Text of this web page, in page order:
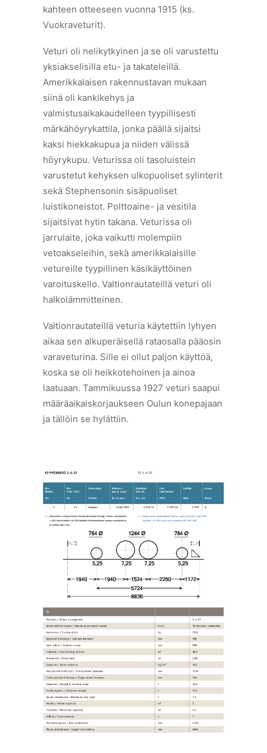
kahteen otteeseen vuonna 1915 (ks.
Vuokraveturit).
Veturi oli nelikytkyinen ja se oli varustettu
yksiakselisilla etu- ja takateleillä.
Amerikkalaisen rakennustavan mukaan
siinä oli kankikehys ja
valmistusaikakaudelleen tyypillisesti
märkähöyrykattila, jonka päällä sijaitsi
kaksi hiekkakupua ja niiden välissä
höyrykupu. Veturissa oli tasoluistein
varustetut kehyksen ulkopuoliset sylinterit
sekä Stephensonin sisäpuoliset
luistikoneistot. Polttoaine- ja vesitila
sijaitsivat hytin takana. Veturissa oli
jarrulaite, joka vaikutti molempiin
vetoakseleihin, sekä amerikkalaisille
vetureille tyypillinen käsikäyttöinen
varoituskello. Valtionrautateillä veturi oli
halkolämmitteinen.
Valtionrautateillä veturia käytettiin lyhyen
aikaa sen alkuperäisellä rataosalla pääosin
varaveturina. Sille ei ollut paljon käyttöä,
koska se oli heikkotehoinen ja ainoa
laatuaan. Tammikuussa 1927 veturi saapui
määräaikaiskorjaukseen Oulun konepajaan
ja tällöin se hylättiin.